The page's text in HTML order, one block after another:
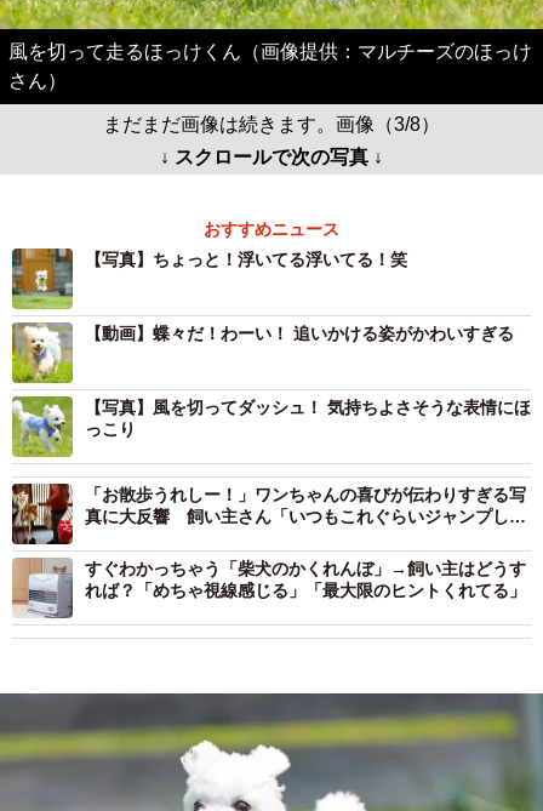
風を切って走るほっけくん（画像提供：マルチーズのほっけ
さん）
まだまだ画像は続きます。画像（3/8）
↓ スクロールで次の写真 ↓
おすすめニュース
【写真】ちょっと！浮いてる浮いてる！笑
【動画】蝶々だ！わーい！ 追いかける姿がかわいすぎる
【写真】風を切ってダッシュ！ 気持ちよさそうな表情にほ
っこり
「お散歩うれしー！」ワンちゃんの喜びが伝わりすぎる写
真に大反響 飼い主さん「いつもこれぐらいジャンプして
すぐわかっちゃう「柴犬のかくれんぼ」→飼い主はどうす
れば？「めちゃ視線感じる」「最大限のヒントくれてる」